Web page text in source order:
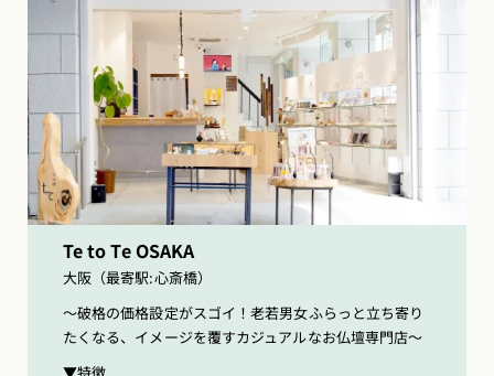
Te to Te OSAKA
大阪（最寄駅:心斎橋）
〜破格の価格設定がスゴイ！老若男女ふらっと立ち寄り
たくなる、イメージを覆すカジュアルなお仏壇専門店〜